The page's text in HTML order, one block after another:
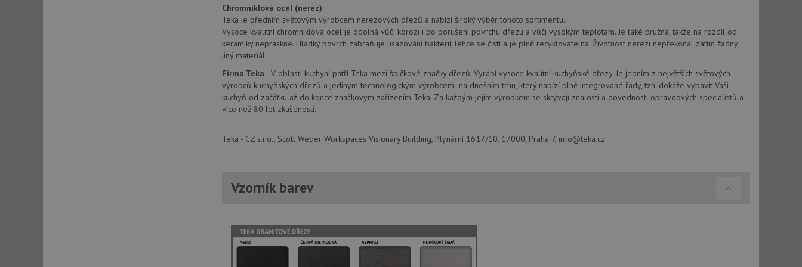
Chromniklová ocel (nerez)
Teka je předním světovým výrobcem nerezových dřezů a nabízí široký výběr tohoto sortimentu.
Vysoce kvalitní chromniklová ocel je odolná vůči korozi i po porušení povrchu dřezu a vůči vysokým teplotám. Je také pružná, takže na rozdíl od
keramiky nepraskne. Hladký povrch zabraňuje usazování bakterií, lehce se čistí a je plně recyklovatelná. Životnost nerezi nepřekonal zatím žádný
jiný materiál.
Firma Teka - V oblasti kuchyní patří Teka mezi špičkové značky dřezů. Vyrábí vysoce kvalitní kuchyňské dřezy. Je jedním z největších světových
výrobců kuchyňských dřezů a jediným technologickým výrobcem na dnešním trhu, který nabízí plně integrované řady, tzn. dokáže vybavit Vaši
kuchyň od začátku až do konce značkovým zařízením Teka. Za každým jejím výrobkem se skrývají znalosti a dovednosti opravdových specialistů a
více než 80 let zkušeností.
Teka - CZ s.r.o., Scott Weber Workspaces Visionary Building, Plynární 1617/10, 17000, Praha 7, info@teka.cz
Vzorník barev
_ga_9T91YFLEPX
.drezy-
baterie.cz
1 rok
1
měsíc
__Secure-YNID
.youtube.com
Google LLC
.doubleclick.net
1 rok
Tento soubor cookie nastavuje společnost Doubleclick a
provádí informace o tom, jak koncový uživatel používá
webové stránky a jakoukoli reklamu, kterou koncový uživatel
.seznam.cz
4 týdny 2
dny
Toto je velmi běžný název souboru cookie, ale pokud je
nalezen jako soubor cookie relace, bude pravděpodobně
použit jako pro správu stavu relace.
test_cookie
.doubleclick.net
15 minut
Tento soubor cookie nastavuje společnost DoubleClick
Google LLC
.youtube.com
Zavřením
Tento soubor cookie nastavuje YouTube ke sledování
zobrazení vložených videí.
Google LLC
.youtube.com
webů; může také určit, zda návštěvník webu používá novou
nebo starou verzi rozhraní Youtube.